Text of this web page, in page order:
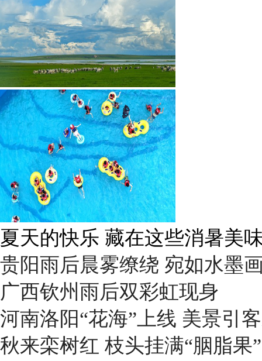
夏天的快乐 藏在这些消暑美
贵阳雨后晨雾缭绕 宛如水墨
广西钦州雨后双彩虹现身
河南洛阳“花海”上线 美景引
秋来栾树红 枝头挂满“胭脂果”